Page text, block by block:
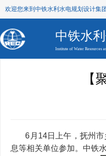
欢迎您来到中铁水利水电规划设计集
中铁水
Institute of Water Resources
【
6月14日上午，抚州市
息等相关单位参加。中铁